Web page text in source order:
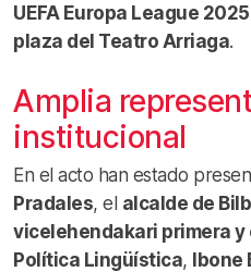
UEFA Europa League 2025
plaza del Teatro Arriaga.
Amplia
institucional
En el acto han estado
Pradales, el alcalde de
vicelehendakari primera
Política Lingüística, Ibone